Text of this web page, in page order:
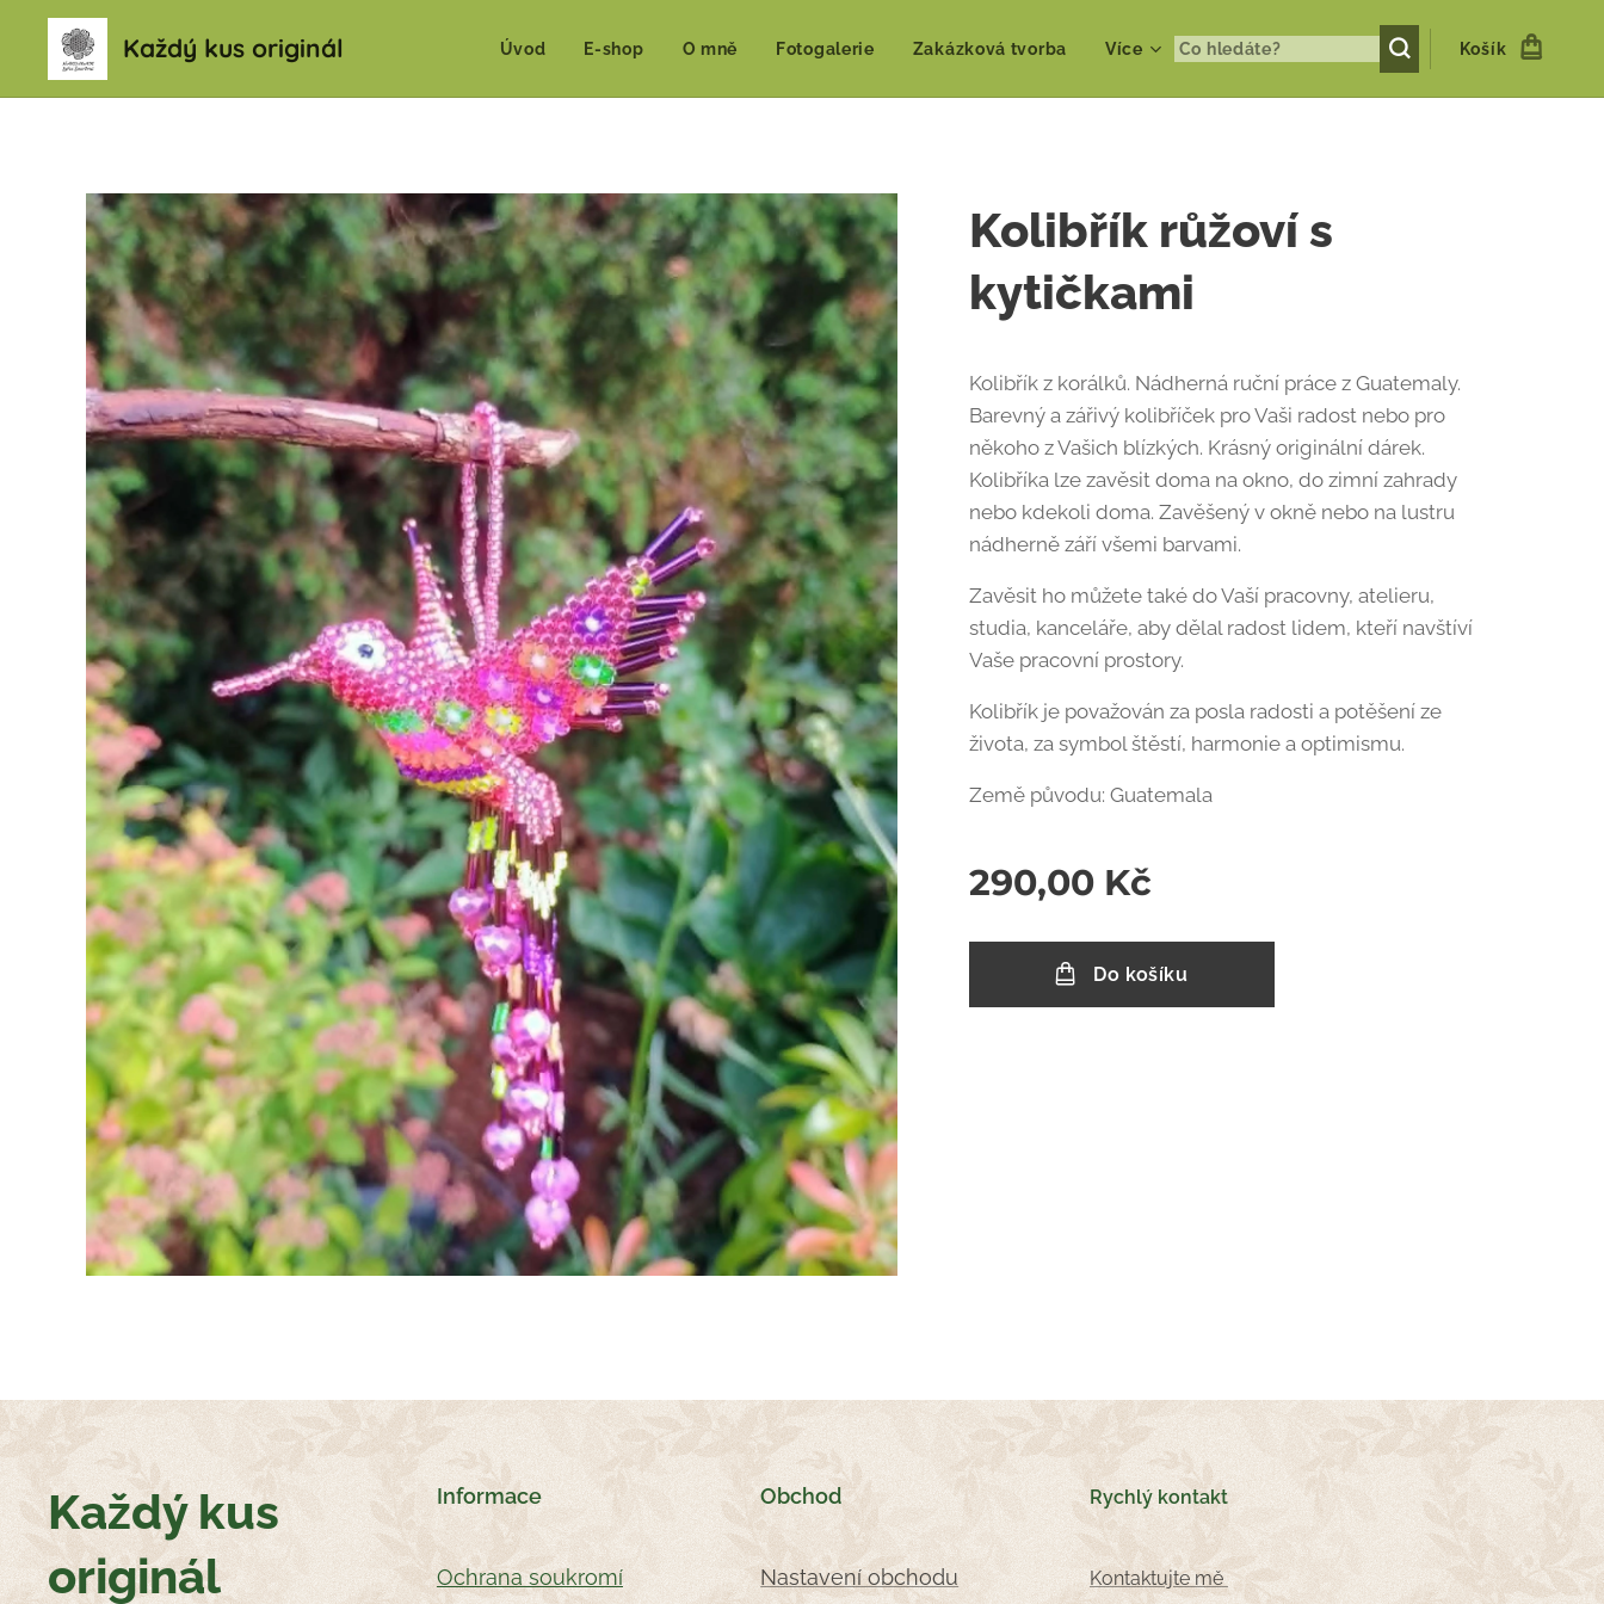
Každý kus originál Úvod E-shop O mně Fotogalerie Zakázková tvorba Více Košík
Kolibřík růžoví s
kytičkami
Kolibřík z korálků. Nádherná ruční práce z Guatemaly.
Barevný a zářivý kolibříček pro Vaši radost nebo pro
někoho z Vašich blízkých. Krásný originální dárek.
Kolibříka lze zavěsit doma na okno, do zimní zahrady
nebo kdekoli doma. Zavěšený v okně nebo na lustru
nádherně září všemi barvami.
Zavěsit ho můžete také do Vaší pracovny, atelieru,
studia, kanceláře, aby dělal radost lidem, kteří navštíví
Vaše pracovní prostory.
Kolibřík je považován za posla radosti a potěšení ze
života, za symbol štěstí, harmonie a optimismu.
Země původu: Guatemala
290,00 Kč
Do košíku
Každý kus
originál
Informace
Ochrana soukromí
Obchod
Nastavení obchodu
Rychlý kontakt
Kontaktujte mě